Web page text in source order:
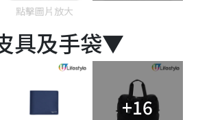
點擊圖片放大
具及手袋▼
+16